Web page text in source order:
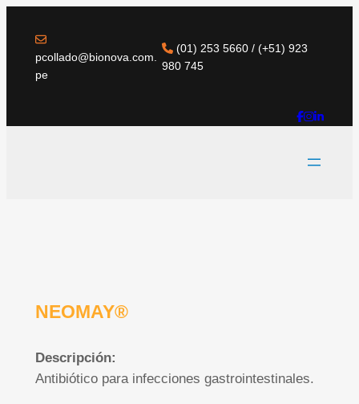
pcollado@bionova.com.
pe
(01) 253 5660 / (+51) 923
980 745
NEOMAY®
Descripción:
Antibiótico para infecciones gastrointestinales.